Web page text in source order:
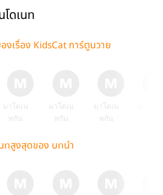
ดเนท
งเรื่อง KidsCat การ์ตูนวาย
มาโดเน
ทกัน
มาโดเน
ทกัน
มาโดเน
ทกัน
ทสูงสุดของ บทนำ